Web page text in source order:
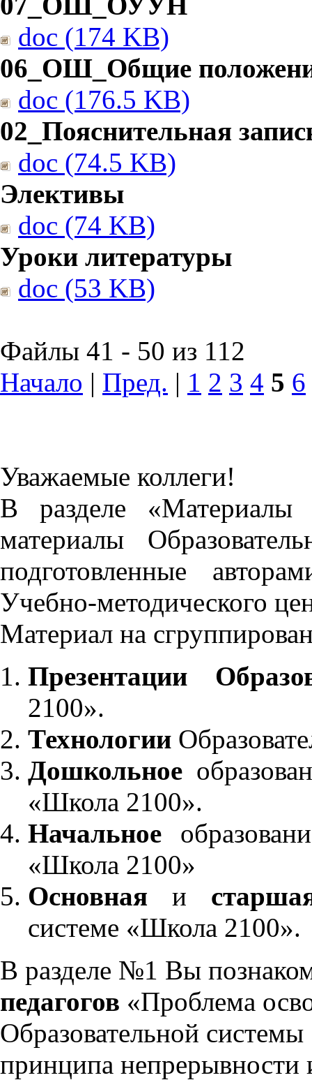
doc (174 KB)
06_ОШ_Общие
doc (176.5 KB)
02_Пояснительная
doc (74.5 KB)
Элективы
doc (74 KB)
Уроки литературы
doc (53 KB)
Файлы 41 - 50 из 112
Начало | Пред. | 1 2 3 4 5 6
Уважаемые коллеги!
В разделе «Материалы
материалы
подготовленные
Учебно-методического
Материал на
Презентации
2100».
Технологии
Дошкольное
«Школа 2100».
Начальное
«Школа 2100»
Основнаяи
системе «Школа 2100».
В разделе №1 Вы
педагогов «Проблема
Образовательной
принципа непрерывности